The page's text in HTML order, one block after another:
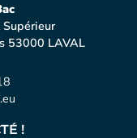
53000 LAVAL
!